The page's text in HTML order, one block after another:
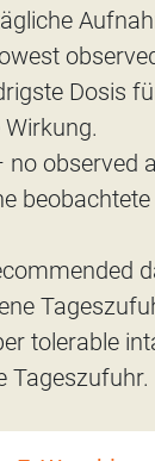
Dosis
no observed
tolerable
Tageszufuhr.